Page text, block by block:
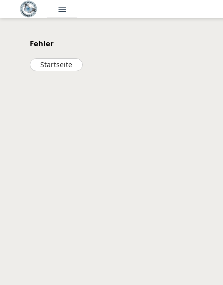
menu
Fehler
Startseite